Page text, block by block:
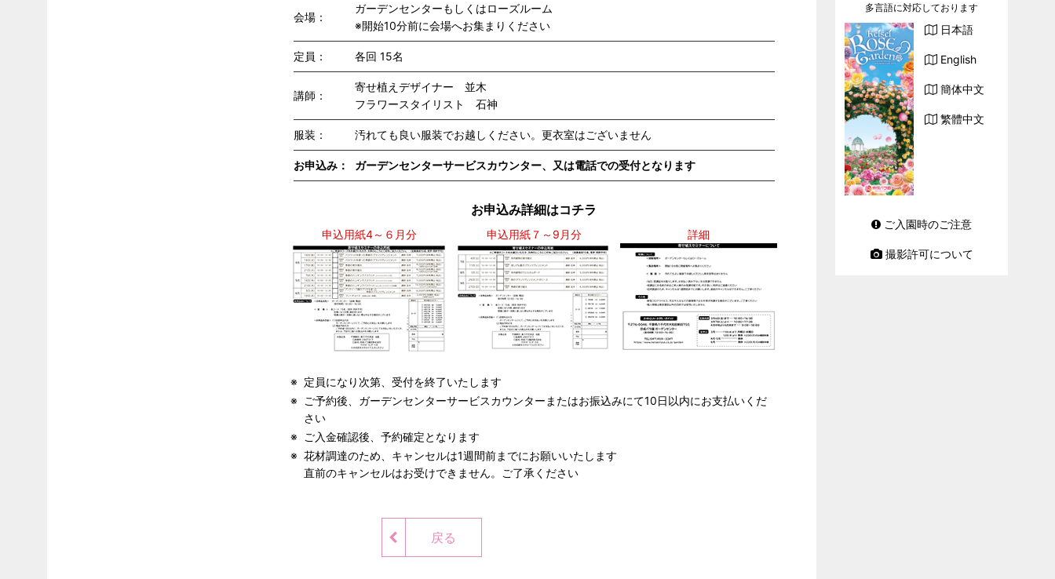
会場：
ガーデンセンターもしくはローズルーム
※開始10分前に会場へお集まりください
定員： 各回 15名
講師：
寄せ植えデザイナー 並木
フラワースタイリスト 石神
服装： 汚れても良い服装でお越しください。更衣室はございません
お申込み： ガーデンセンターサービスカウンター、又は電話での受付となります
お申込み詳細はコチラ
申込用紙4～６月分 申込用紙７～9月分 詳細
定員になり次第、受付を終了いたします
ご予約後、ガーデンセンターサービスカウンターまたはお振込みにて10日以内にお支払いくだ
さい
ご入金確認後、予約確定となります
花材調達のため、キャンセルは1週間前までにお願いいたします
直前のキャンセルはお受けできません。ご了承ください
戻る
多言語に対応しております
日本語
English
簡体中文
繁體中文
ご入園時のご注意
撮影許可について